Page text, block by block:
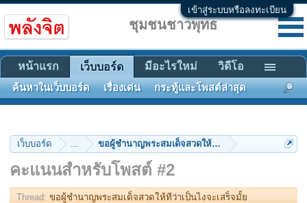
เข้าสู่ระบบหรือลงทะเบียน
เว็บบอร์ด ... ขอผู้ชำนาญพระสมเด็จสวดให้ทีว่าเป็นไงจะเสร็จมั้ย
คะแนนสำหรับโพสต์ #2
Thread: ขอผู้ชำนาญพระสมเด็จสวดให้ทีว่าเป็นไงจะเสร็จมั้ย
ชุมชนชาวพุทธ
หน้าแรก เว็บบอร์ด
ค้นหาในเว็บบอร์ด เรื่องเด่น กระทู้และโพสต์ล่าสุด
มีอะไรใหม่ วิดีโอ